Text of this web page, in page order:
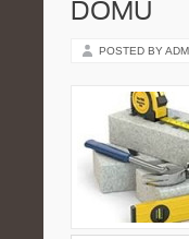
DOMU
POSTED BY